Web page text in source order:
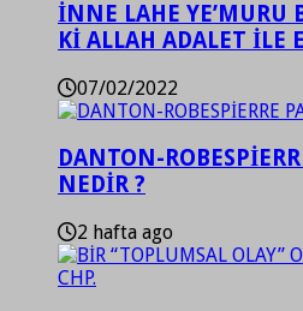
İNNE LAHE YE’MURU
Kİ ALLAH ADALET İLE
07/02/2022
DANTON-
NEDİR ?
2 hafta ago